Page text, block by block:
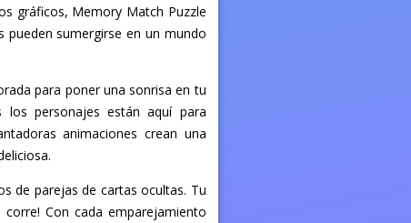
gráficos, Memory Match Puzzle
pueden sumergirse en un mundo
para poner una sonrisa en tu
personajes están aquí para
animaciones crean una
de parejas de cartas ocultas. Tu
Con cada emparejamiento